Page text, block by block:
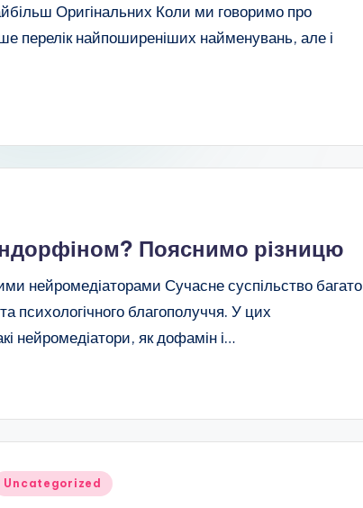
Оригінальних Коли ми говоримо про
перелік найпоширеніших найменувань, але і
Пояснимо різницю
нейромедіаторами Сучасне суспільство багато
психологічного благополуччя. У цих
нейромедіатори, як дофамін і…
Uncategorized